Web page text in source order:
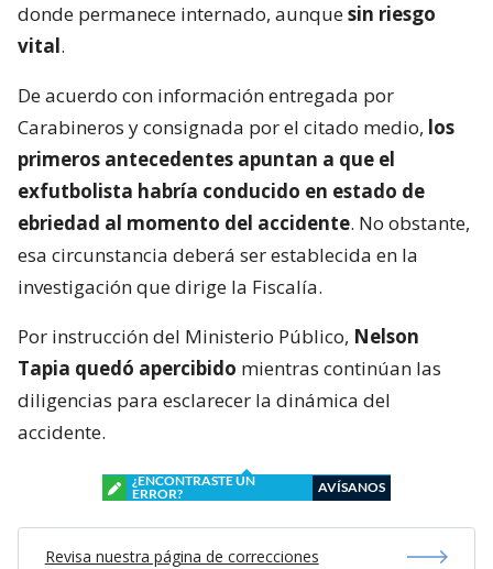
donde permanece internado, aunquesin riesgo
vital.
De acuerdo con información entregada por
Carabineros y consignada por el citado medio, los
primeros antecedentes apuntan a que el
exfutbolista habría conducido en estado de
ebriedad al momento del accidente. No obstante,
esa circunstancia deberá ser establecida en la
investigación que dirige la Fiscalía.
Por instrucción del Ministerio Público, Nelson
Tapia quedó apercibido mientras continúan las
diligencias para esclarecer la dinámica del
accidente.
¿ENCONTRASTE UN
ERROR?
AVÍSANOS
Revisa nuestra página de correcciones